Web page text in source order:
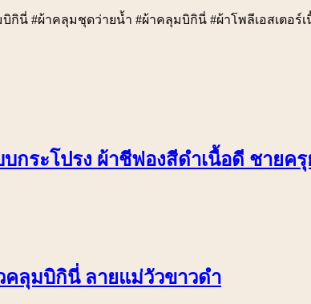
นี่ #ผ้าคลุมชุดว่ายน้ำ #ผ้าคลุมบิกินี่ #ผ้าโพลีเอสเตอ
กระโปรง ผ้าชีฟองสีดำเนื้อดี ชายครุ
คลุมบิกินี่ ลายแม่วัวขาวดำ